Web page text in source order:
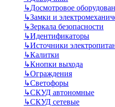
↳Досмотровое
↳Замки и
↳Зеркала безопасности
↳Идентификаторы
↳Источники
↳Калитки
↳Кнопки выхода
↳Ограждения
↳Светофоры
↳СКУД автономные
↳СКУД сетевые